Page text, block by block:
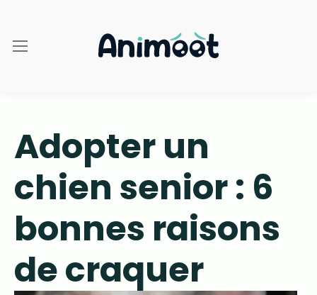
Adopter un
chien senior : 6
bonnes raisons
de craquer